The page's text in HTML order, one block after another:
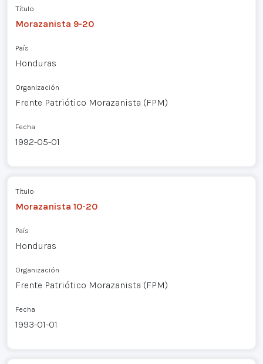
Título
Morazanista 9-20
País
Honduras
Organización
Frente Patriótico Morazanista (FPM)
Fecha
1992-05-01
Título
Morazanista 10-20
País
Honduras
Organización
Frente Patriótico Morazanista (FPM)
Fecha
1993-01-01